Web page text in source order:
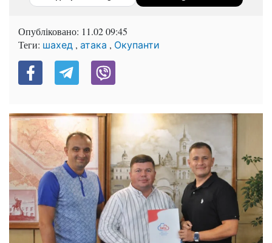
Опубліковано: 11.02 09:45
Теги: шахед , атака , Окупанти